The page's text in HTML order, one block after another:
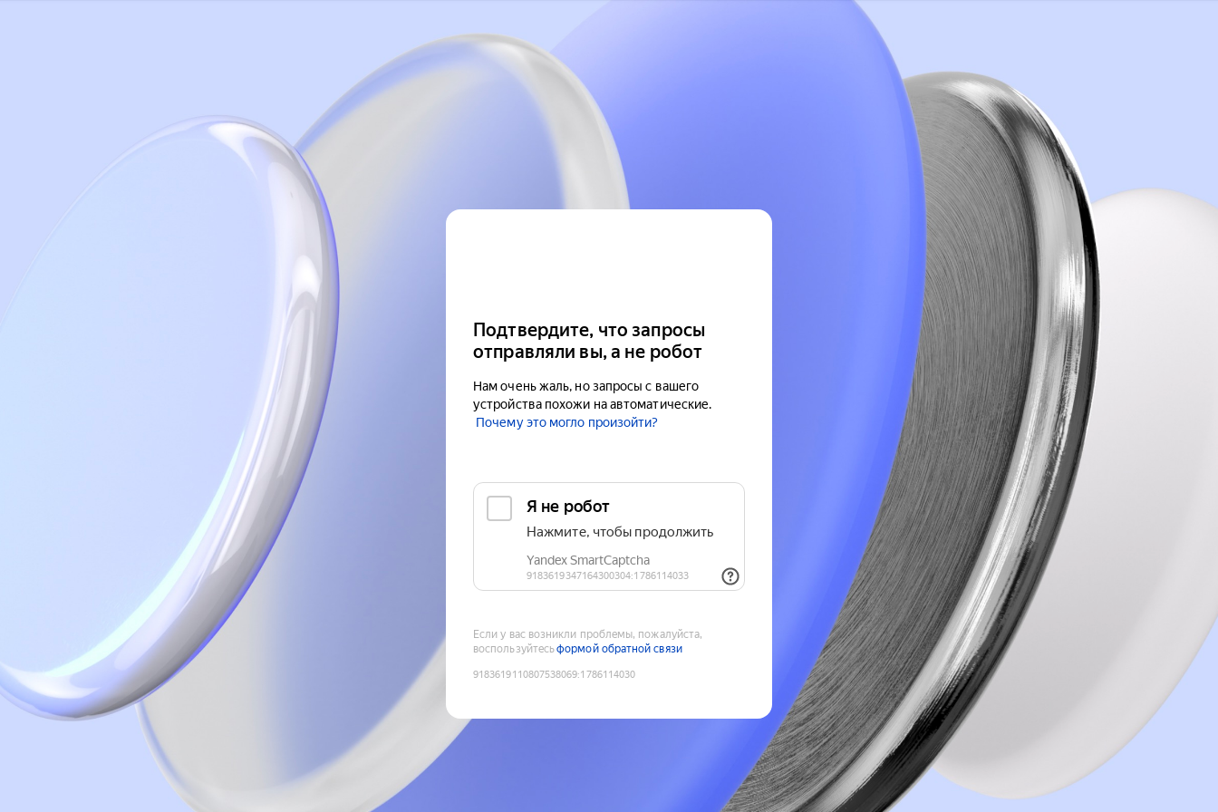
Подтвердите, что запросы
отправляли вы, а не робот
Нам очень жаль, но запросы с вашего
устройства похожи на автоматические.
Почему это могло произойти?
Если у вас возникли проблемы, пожалуйста,
воспользуйтесьформой обратной связи
9183619110807538069:1786114030